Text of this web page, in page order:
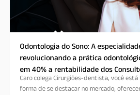
Odontologia do Sono: A
revolucionando a prática
em 40% a rentabilidade dos
Caro colega Cirurgiões-dentista, você está
forma de se destacar no mercado,